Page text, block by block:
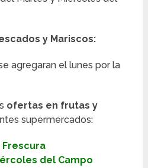
y Mariscos:
agregaran el lunes por la
ofertas en frutas y
supermercados:
del Campo